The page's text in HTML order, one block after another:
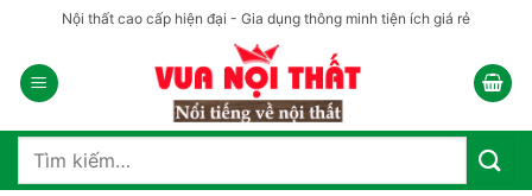
nội
dung
Nội thất cao cấp hiện đại - Gia dụng thông minh tiện ích giá rẻ
Tìm